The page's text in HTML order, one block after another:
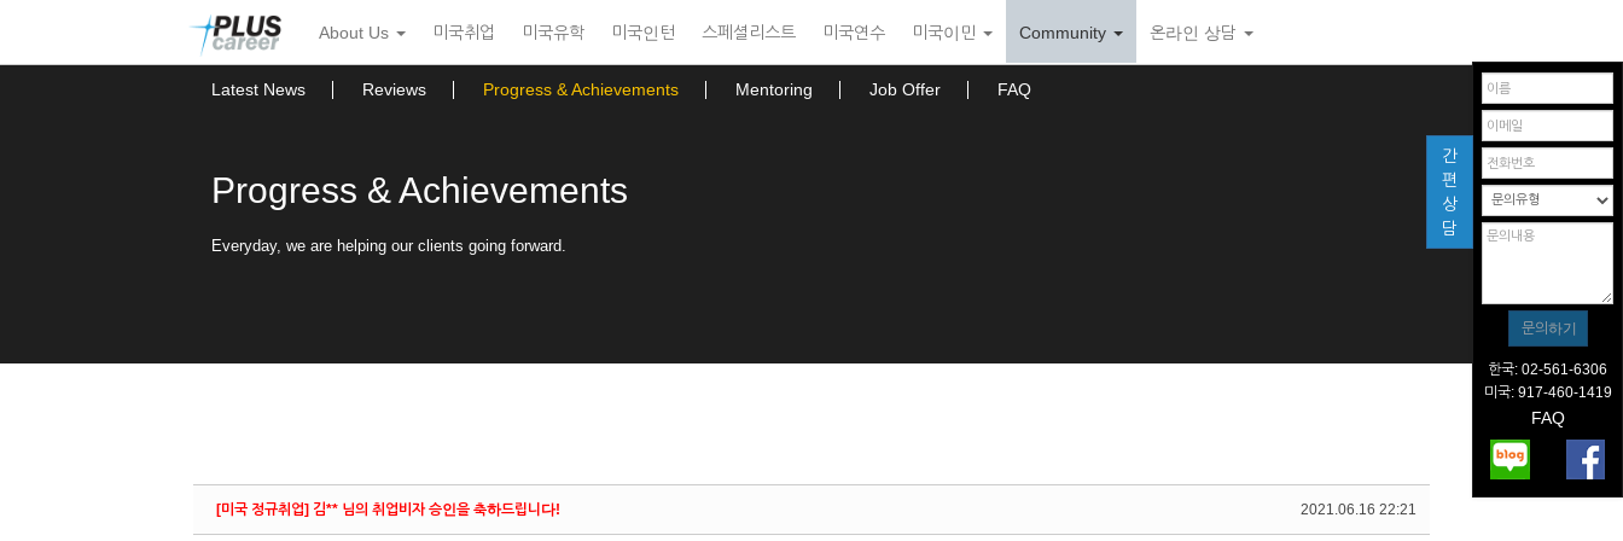
뉴
토
About Us 미국취업 미국유학 미국인턴 스페셜리스트 미국연수 미국이민 Community 온라인 상담
Latest News Reviews Progress & Achievements Mentoring Job Offer FAQ
Progress & Achievements
Everyday, we are helping our clients going forward.
2021.06.16 22:21
[미국 정규취업] 김** 님의 취업비자 승인을 축하드립니다!
간
편
상
담
한국: 02-561-6306
미국: 917-460-1419
FAQ